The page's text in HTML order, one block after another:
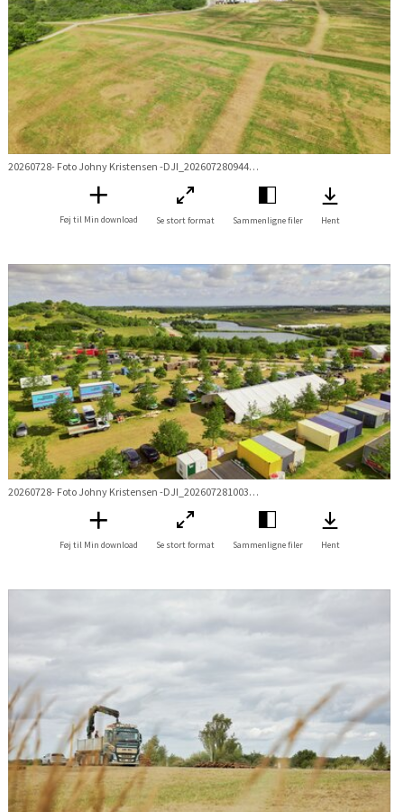
20260728- Foto Johny Kristensen -DJI_20260728094421_0217_D.jpg
Føj til Min download Se stort format Sammenligne filer Hent
20260728- Foto Johny Kristensen -DJI_20260728100320_0221_D.jpg
Føj til Min download Se stort format Sammenligne filer Hent